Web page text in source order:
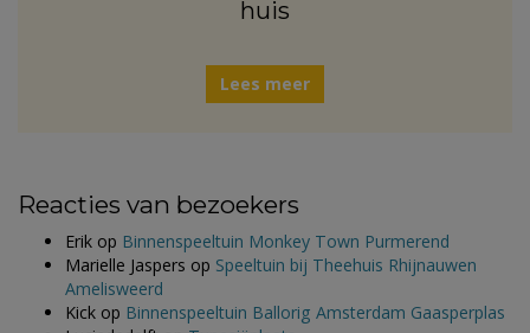
huis
Lees meer
Reacties van bezoekers
Erik op Binnenspeeltuin Monkey Town Purmerend
Marielle Jaspers op Speeltuin bij Theehuis Rhijnauwen
Amelisweerd
Kick op Binnenspeeltuin Ballorig Amsterdam Gaasperplas